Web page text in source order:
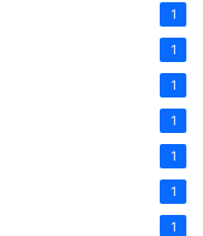
1
1
1
1
1
1
1